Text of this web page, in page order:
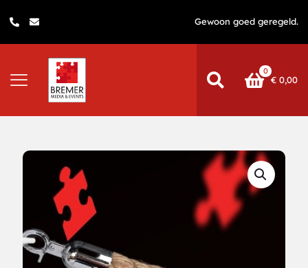
Gewoon goed geregeld.
0
€ 0,00